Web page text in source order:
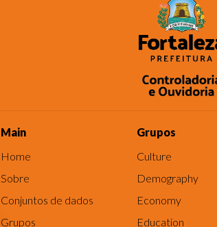
Main
Home
Sobre
Conjuntos de dados
Grupos
Grupos
Culture
Demography
Economy
Education